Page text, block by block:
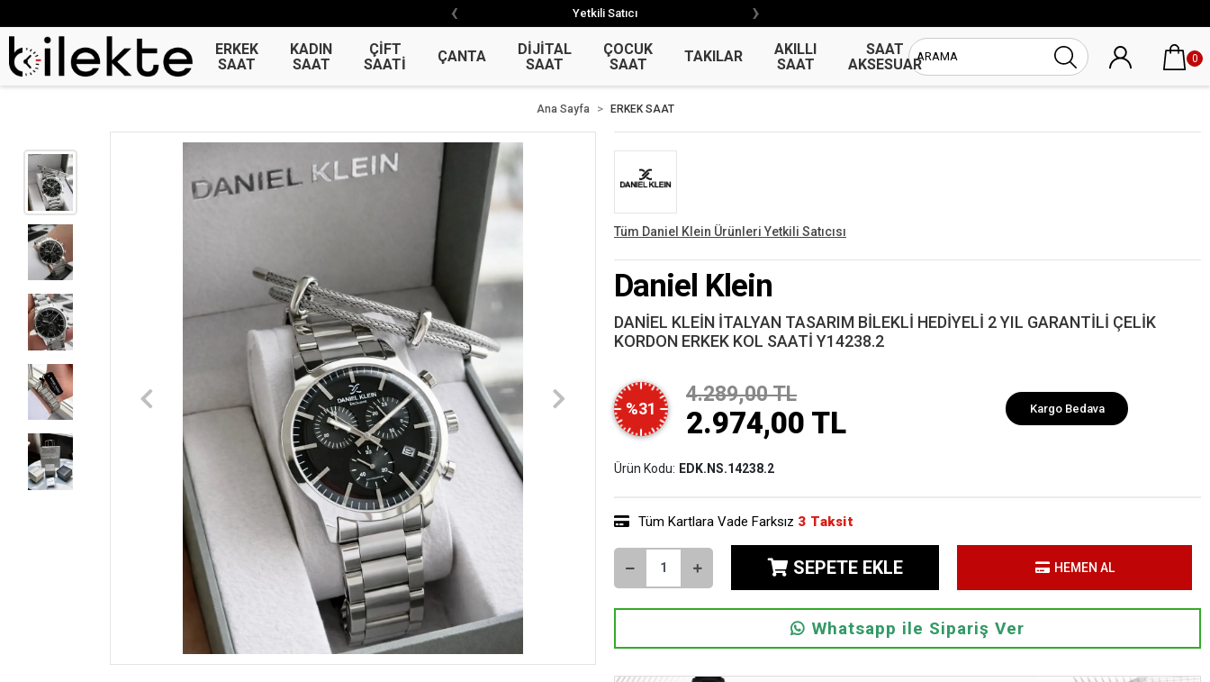
Yetkili Satıcı
‹ ›
ERKEK
SAAT
KADIN
SAAT
ÇİFT
SAATİ
ÇANTA
DİJİTAL
SAAT
ÇOCUK
SAAT
TAKILAR
AKILLI
SAAT
SAAT
AKSESUAR
UNİSEX
0
Garantili Ürün
‹ ›
Ana Sayfa ERKEK SAAT
Tüm Daniel Klein Ürünleri Yetkili Satıcısı
Daniel Klein
DANİEL KLEİN İTALYAN TASARIM BİLEKLİ HEDİYELİ 2 YIL GARANTİLİ ÇELİK
KORDON ERKEK KOL SAATİ Y14238.2
%31
4.289,00 TL
2.974,00 TL Kargo Bedava
Ürün Kodu: EDK.NS.14238.2
Tüm Kartlara Vade Farksız 3 Taksit
SEPETE EKLE HEMEN AL
Whatsapp ile Sipariş Ver